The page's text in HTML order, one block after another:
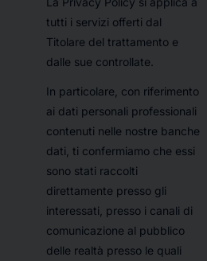
tutti i servizi offerti dal
Titolare del trattamento e
dalle sue controllate.
In particolare, con riferimento
ai dati personali professionali
contenuti nelle nostre banche
dati, ti confermiamo che essi
sono stati raccolti
direttamente presso gli
interessati, presso i canali di
comunicazione al pubblico
delle realtà presso le quali